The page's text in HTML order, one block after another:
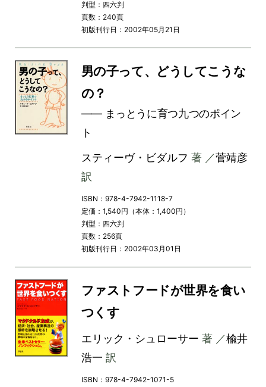
判型：四六判
頁数：240頁
初版刊行日：2002年05月21日
男の子って、どうしてこうな
の？
―― まっとうに育つ九つのポイン
ト
スティーヴ・ビダルフ 著 ／菅靖彦
訳
ISBN：978-4-7942-1118-7
定価：1,540円（本体：1,400円）
判型：四六判
頁数：256頁
初版刊行日：2002年03月01日
ファストフードが世界を食い
つくす
エリック・シュローサー 著 ／楡井
浩一 訳
ISBN：978-4-7942-1071-5